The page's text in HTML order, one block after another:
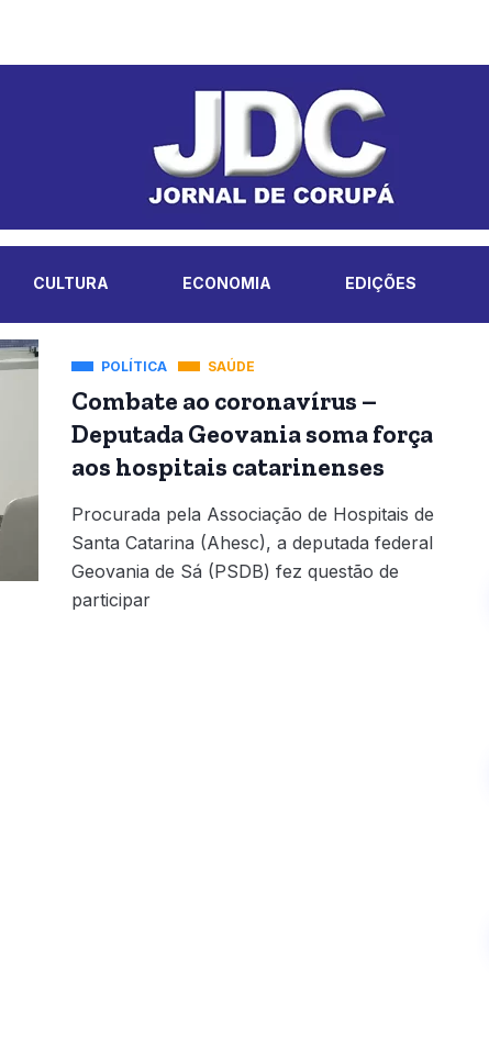
CULTURA ECONOMIA EDIÇÕES
POLÍTICA SAÚDE
Combate ao coronavírus –
Deputada Geovania soma força
aos hospitais catarinenses
Procurada pela Associação de Hospitais de
Santa Catarina (Ahesc), a deputada federal
Geovania de Sá (PSDB) fez questão de
participar